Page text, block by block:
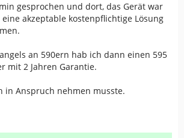
gesprochen und dort, das Gerät war
eine akzeptable kostenpflichtige Lösung
an 590ern hab ich dann einen 595
mit 2 Jahren Garantie.
in Anspruch nehmen musste.